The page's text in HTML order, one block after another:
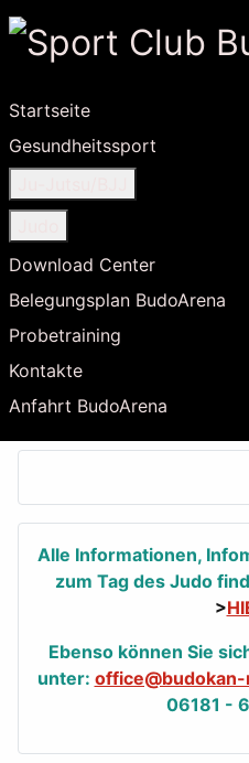
Startseite
Gesundheitssport
Download Center
Belegungsplan BudoArena
Probetraining
Kontakte
Anfahrt BudoArena
Alle Informationen,
zum Tag des Judo
>
Ebenso können Sie
unter:
06181 -